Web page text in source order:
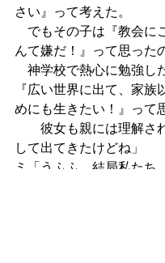
さい』って考えた。
でもその子は『教会に
んて嫌だ！』って思った
神学校で熱心に勉強し
『広い世界に出て、家族
めにも生きたい！』って
彼女も親には理解さ
して出てきたけどね」
ミ「うふふ。結局私たち